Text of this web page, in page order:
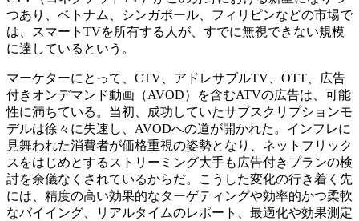
つあり、ベトナム、シンガポール、フィリピンなどの市場で
は、スマートTVを所有する人が、すでに無視できない規模
に達しているという。
マーケターにとって、CTV、アドレサブルTV、OTT、広告
付きオンデマンド動画（AVOD）を含むATVの広告は、可能
性に満ちている。当初、成功していたサブスクリプションモ
デルは徐々に失速し、AVODへの道が開かれた。インフレに
見舞われた消費者が価格重視の姿勢となり、ネットフリック
スをはじめとするストリーミング大手も広告付きプランの検
討を余儀なくされているからだ。こうした変化の行き着く先
には、精度の高い効果的なターゲティングや効率的かつ柔軟
なバイイング、リアルタイムのレポート、最適化や効果測定